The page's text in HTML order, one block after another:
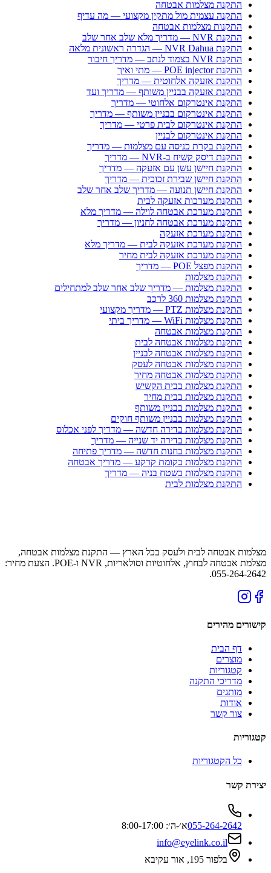
התקנה מצלמות אבטחה
התקנה עצמית מול מתקין מקצועי — מה עדיף
התקנות מצלמות אבטחה
התקנת NVR — מדריך מלא שלב אחר שלב
התקנת NVR Dahua — הגדרה ראשונית מלאה
התקנת NVR בצמוד לנתב — מדריך חיבור
התקנת POE injector — מתי ואיך
התקנת אזעקה אלחוטית — מדריך
התקנת אזעקה בבניין משותף — מדריך ועד
התקנת אינטרקום אלחוטי — מדריך
התקנת אינטרקום בבניין משותף — מדריך
התקנת אינטרקום לבית פרטי — מדריך
התקנת אינטרקום לבניין
התקנת בקרת כניסה עם מצלמות — מדריך
התקנת דיסק קשיח ב-NVR — מדריך
התקנת חיישן עשן עם אזעקה — מדריך
התקנת חיישן שבירת זכוכית — מדריך
התקנת חיישן תנועה — מדריך שלב אחר שלב
התקנת מערכות אזעקה לבית
התקנת מערכת אבטחה לוילה — מדריך מלא
התקנת מערכת אבטחה לחניון — מדריך
התקנת מערכת אזעקה
התקנת מערכת אזעקה לבית — מדריך מלא
התקנת מערכת אזעקה לבית מחיר
התקנת מפצל POE — מדריך
התקנת מצלמות
התקנת מצלמות — מדריך שלב אחר שלב למתחילים
התקנת מצלמות 360 לרכב
התקנת מצלמות PTZ — מדריך מקצועי
התקנת מצלמות WiFi — מדריך ביתי
התקנת מצלמות אבטחה
התקנת מצלמות אבטחה לבית
התקנת מצלמות אבטחה לבניין
התקנת מצלמות אבטחה לעסק
התקנת מצלמות אבטחה מחיר
התקנת מצלמות בבית הקשיש
התקנת מצלמות בבית מחיר
התקנת מצלמות בבניין משותף
התקנת מצלמות בבניין משותף חוקים
התקנת מצלמות בדירה חדשה — מדריך לפני אכלוס
התקנת מצלמות בדירה יד שנייה — מדריך
התקנת מצלמות בחנות חדשה — מדריך פתיחה
התקנת מצלמות בקומת קרקע — מדריך אבטחה
התקנת מצלמות בשטח בניה — מדריך
התקנת מצלמות לבית
מצלמות אבטחה לבית ולעסק בכל הארץ — התקנת מצלמות אבטחה,
מצלמת אבטחה לבחוץ, אלחוטיות וסולאריות, NVR ו-POE. הצעת מחיר:
055-264-2642.
קישורים מהירים
דף הבית
מוצרים
קטגוריות
מדריכי התקנה
מותגים
אודות
צור קשר
קטגוריות
כל הקטגוריות
יצירת קשר
055-264-2642א׳-ה׳: 8:00-17:00
info@eyelink.co.il
בלפור 195, אור עקיבא